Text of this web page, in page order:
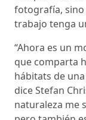
fotografía,
trabajo tenga
“Ahora es un
que comparta
hábitats de
dice Stefan
naturaleza me